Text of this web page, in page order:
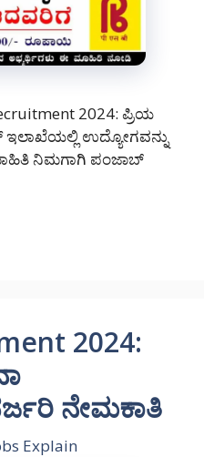
2024: ಪ್ರಿಯ
ಇಲಾಖೆಯಲ್ಲಿ ಉದ್ಯೋಗವನ್ನು
ಮಾಹಿತಿ ನಿಮಗಾಗಿ ಪಂಜಾಬ್
2024:
ನೇಮಕಾತಿ
Explain